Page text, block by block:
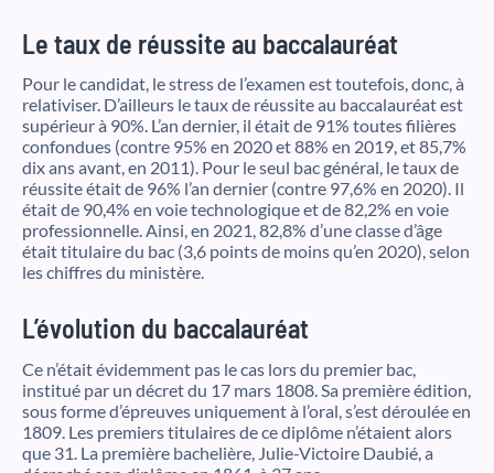
Le taux de réussite au baccalauréat
Pour le candidat, le stress de l’examen est toutefois, donc, à
relativiser. D’ailleurs le taux de réussite au baccalauréat est
supérieur à 90%. L’an dernier, il était de 91% toutes filières
confondues (contre 95% en 2020 et 88% en 2019, et 85,7%
dix ans avant, en 2011). Pour le seul bac général, le taux de
réussite était de 96% l’an dernier (contre 97,6% en 2020). Il
était de 90,4% en voie technologique et de 82,2% en voie
professionnelle. Ainsi, en 2021, 82,8% d’une classe d’âge
était titulaire du bac (3,6 points de moins qu’en 2020), selon
les chiffres du ministère.
L’évolution du baccalauréat
Ce n’était évidemment pas le cas lors du premier bac,
institué par un décret du 17 mars 1808. Sa première édition,
sous forme d’épreuves uniquement à l’oral, s’est déroulée en
1809. Les premiers titulaires de ce diplôme n’étaient alors
que 31. La première bachelière, Julie-Victoire Daubié, a